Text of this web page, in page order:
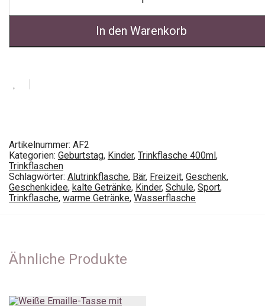
In den Warenkorb
Artikelnummer: AF2
Kategorien: Geburtstag, Kinder, Trinkflasche 400ml ,
Trinkflaschen
Schlagwörter: Alutrinkflasche, Bär, Freizeit, Geschenk,
Geschenkidee, kalte Getränke, Kinder, Schule, Sport,
Trinkflasche, warme Getränke, Wasserflasche
Ähnliche Produkte